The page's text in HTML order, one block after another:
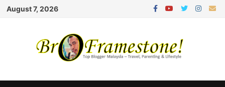
Skip
August 7, 2026